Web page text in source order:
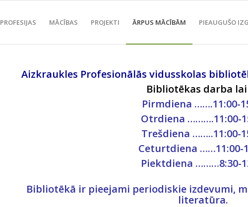
PROFESIJAS MĀCĪBAS PROJEKTI ĀRPUS MĀCĪBĀM PIEAUGUŠO
Aizkraukles Profesionālās vidusskolas
Bibliotēkas darba
Pirmdiena …….11:00-
Otrdiena ……….11:00-
Trešdiena ……..11:00-
Ceturtdiena ……11:00-
Piektdiena ………8:30-
Bibliotēkā ir pieejami periodiskie izdevumi,
literatūra.